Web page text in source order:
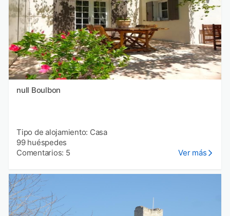
null Boulbon
Tipo de alojamiento: Casa
99 huéspedes
Comentarios: 5
Ver más